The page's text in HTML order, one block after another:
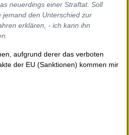
neuerdings einer Straftat. Soll
jemand den Unterschied zur
erklären, - ich kann ihn
aufgrund derer das verboten
der EU (Sanktionen) kommen mir